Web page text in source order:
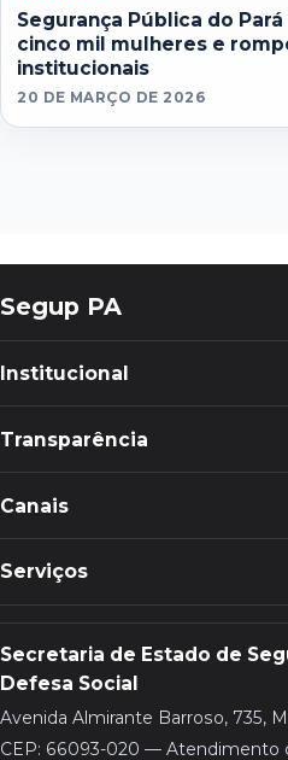
Segurança Pública do
cinco mil mulheres e
institucionais
20 DE MARÇO DE 2026
Segup PA
Institucional
Transparência
Canais
Serviços
Secretaria de Estado de
Defesa Social
Avenida Almirante Barroso, 735,
CEP: 66093-020 — Atendimento